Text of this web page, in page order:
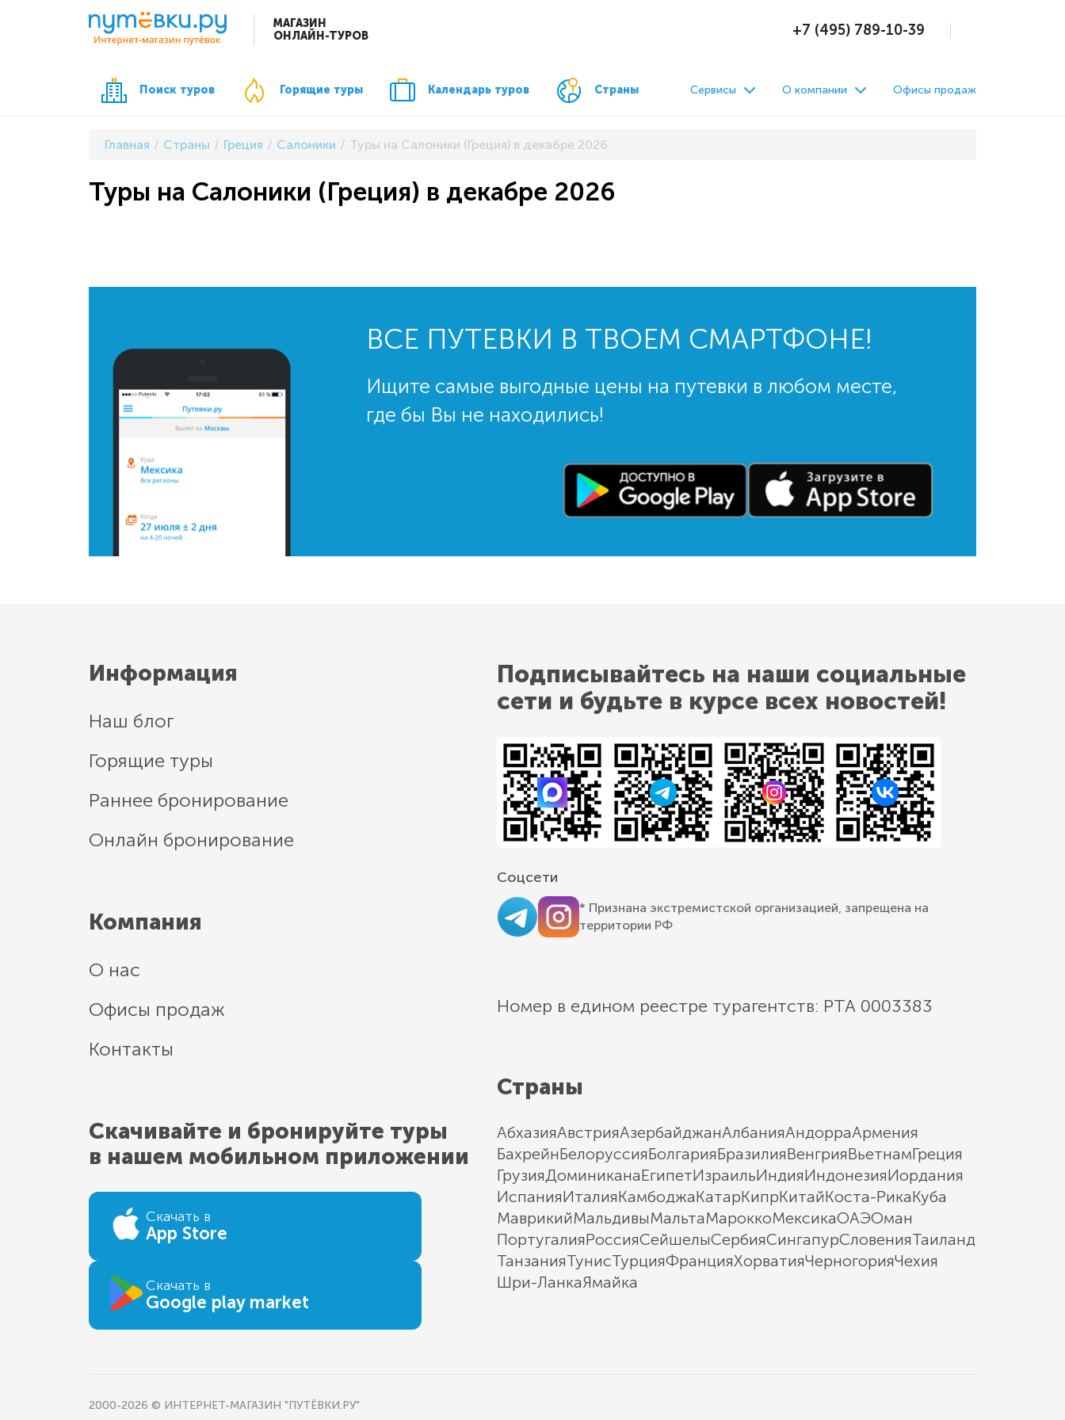
МАГАЗИН
ОНЛАЙН-ТУРОВ
+7 (495) 789-10-39
Поиск туров Горящие туры Календарь туров Страны Сервисы О компании Офисы продаж
Главная Страны Греция Салоники Туры на Салоники (Греция) в декабре 2026
Туры на Салоники (Греция) в декабре 2026
ВСЕ ПУТЕВКИ В ТВОЕМ СМАРТФОНЕ!
Ищите самые выгодные цены на путевки в любом месте,
где бы Вы не находились!
Информация
Наш блог
Горящие туры
Раннее бронирование
Онлайн бронирование
Компания
О нас
Офисы продаж
Контакты
Скачивайте и бронируйте туры
в нашем мобильном приложении
Скачать в
App Store
Скачать в
Google play market
Подписывайтесь на наши социальные
сети и будьте в курсе всех новостей!
Соцсети
* Признана экстремистской организацией, запрещена на
территории РФ
Номер в едином реестре турагентств: РТА 0003383
Страны
АбхазияАвстрияАзербайджанАлбанияАндорраАрмения
БахрейнБелоруссияБолгарияБразилияВенгрияВьетнамГреция
ГрузияДоминиканаЕгипетИзраильИндияИндонезияИордания
ИспанияИталияКамбоджаКатарКипрКитайКоста-РикаКуба
МаврикийМальдивыМальтаМароккоМексикаОАЭОман
ПортугалияРоссияСейшелыСербияСингапурСловенияТаиланд
ТанзанияТунисТурцияФранцияХорватияЧерногорияЧехия
Шри-ЛанкаЯмайка
2000-2026 © ИНТЕРНЕТ-МАГАЗИН "ПУТЁВКИ.РУ"